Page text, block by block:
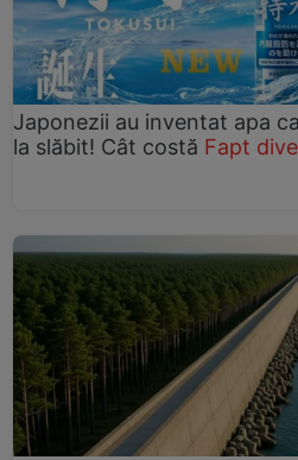
Japonezii au inventat apa
la slăbit! Cât costă Fapt